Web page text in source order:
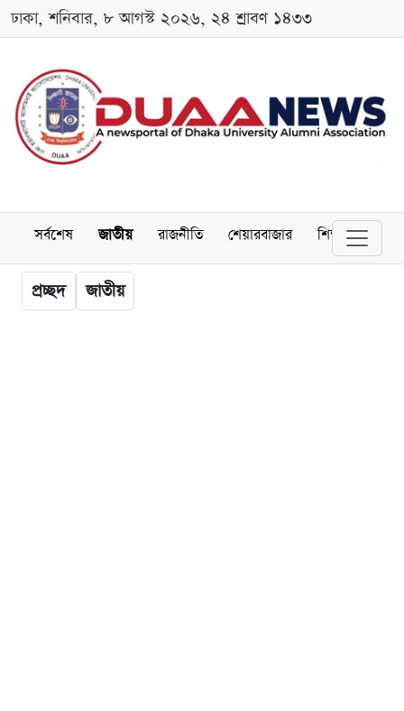
ঢাকা, শনিবার, ৮ আগস্ট ২০২৬, ২৪ শ্রাবণ ১৪৩৩
সর্বশেষ জাতীয় রাজনীতি শেয়ারবাজার শিক্ষা
প্রচ্ছদ জাতীয়